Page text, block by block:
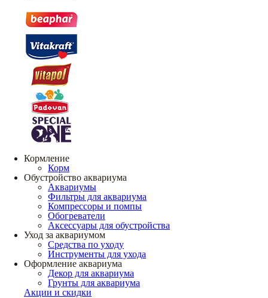
Кормление
Корм
Обустройство аквариума
Аквариумы
Фильтры для аквариума
Компрессоры и помпы
Обогреватели
Аксессуары для обустройства
Уход за аквариумом
Средства по уходу
Инструменты для ухода
Оформление аквариума
Декор для аквариума
Грунты для аквариума
Акции и скидки